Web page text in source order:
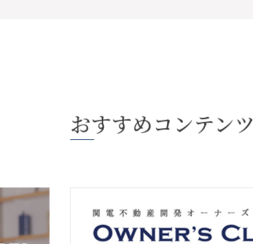
おすすめコンテンツ